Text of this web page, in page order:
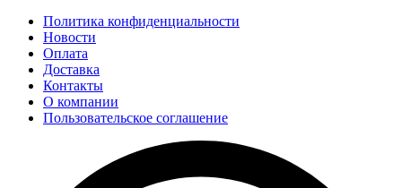
Политика конфиденциальности
Новости
Оплата
Доставка
Контакты
О компании
Пользовательское соглашение